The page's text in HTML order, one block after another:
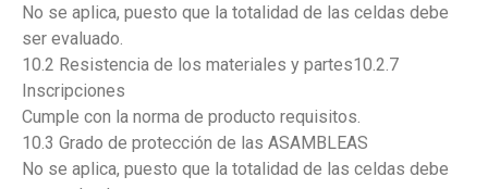
No se aplica, puesto que la totalidad de las celdas debe
ser evaluado.
10.2 Resistencia de los materiales y partes10.2.7
Inscripciones
Cumple con la norma de producto requisitos.
10.3 Grado de protección de las ASAMBLEAS
No se aplica, puesto que la totalidad de las celdas debe